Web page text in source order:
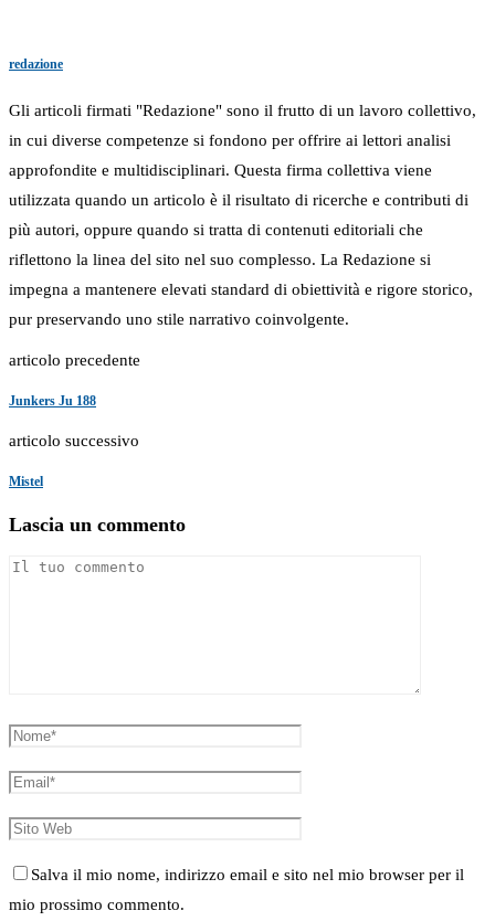
redazione
Gli articoli firmati "Redazione" sono il frutto di un lavoro collettivo,
in cui diverse competenze si fondono per offrire ai lettori analisi
approfondite e multidisciplinari. Questa firma collettiva viene
utilizzata quando un articolo è il risultato di ricerche e contributi di
più autori, oppure quando si tratta di contenuti editoriali che
riflettono la linea del sito nel suo complesso. La Redazione si
impegna a mantenere elevati standard di obiettività e rigore storico,
pur preservando uno stile narrativo coinvolgente.
articolo precedente
Junkers Ju 188
articolo successivo
Mistel
Lascia un commento
Salva il mio nome, indirizzo email e sito nel mio browser per il
mio prossimo commento.